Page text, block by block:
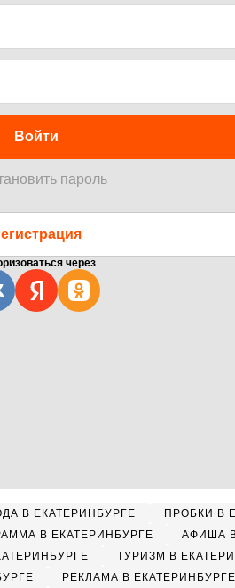
Войти
пароль
через
В ЕКАТЕРИНБУРГЕ
ПРОБКИ В
В ЕКАТЕРИНБУРГЕ
АФИША
ТУРИЗМ В
РЕКЛАМА В ЕКАТЕРИНБУРГЕ